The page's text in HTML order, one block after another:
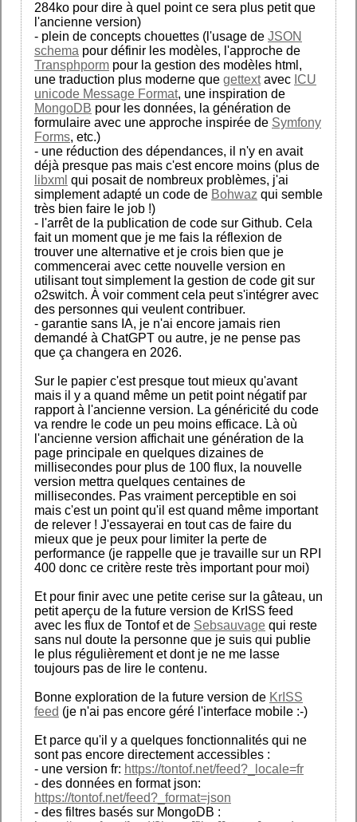
284ko pour dire à quel point ce sera plus petit que
l'ancienne version)
- plein de concepts chouettes (l'usage de JSON
schema pour définir les modèles, l'approche de
Transphporm pour la gestion des modèles html,
une traduction plus moderne que gettextavec ICU
unicode Message Format, une inspiration de
MongoDB pour les données, la génération de
formulaire avec une approche inspirée de Symfony
Forms, etc.)
- une réduction des dépendances, il n'y en avait
déjà presque pas mais c'est encore moins (plus de
libxml qui posait de nombreux problèmes, j'ai
simplement adapté un code de Bohwaz qui semble
très bien faire le job !)
- l'arrêt de la publication de code sur Github. Cela
fait un moment que je me fais la réflexion de
trouver une alternative et je crois bien que je
commencerai avec cette nouvelle version en
utilisant tout simplement la gestion de code git sur
o2switch. À voir comment cela peut s'intégrer avec
des personnes qui veulent contribuer.
- garantie sans IA, je n'ai encore jamais rien
demandé à ChatGPT ou autre, je ne pense pas
que ça changera en 2026.
Sur le papier c'est presque tout mieux qu'avant
mais il y a quand même un petit point négatif par
rapport à l'ancienne version. La généricité du code
va rendre le code un peu moins efficace. Là où
l'ancienne version affichait une génération de la
page principale en quelques dizaines de
millisecondes pour plus de 100 flux, la nouvelle
version mettra quelques centaines de
millisecondes. Pas vraiment perceptible en soi
mais c'est un point qu'il est quand même important
de relever ! J'essayerai en tout cas de faire du
mieux que je peux pour limiter la perte de
performance (je rappelle que je travaille sur un RPI
400 donc ce critère reste très important pour moi)
Et pour finir avec une petite cerise sur la gâteau, un
petit aperçu de la future version de KrISS feed
avec les flux de Tontof et de Sebsauvage qui reste
sans nul doute la personne que je suis qui publie
le plus régulièrement et dont je ne me lasse
toujours pas de lire le contenu.
Bonne exploration de la future version de KrISS
feed (je n'ai pas encore géré l'interface mobile :-)
Et parce qu'il y a quelques fonctionnalités qui ne
sont pas encore directement accessibles :
- une version fr: https://tontof.net/feed?_locale=fr
- des données en format json:
https://tontof.net/feed?_format=json
- des filtres basés sur MongoDB :